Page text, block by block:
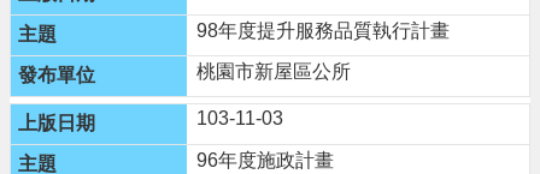
98年度提升服務品質執行計畫
桃園市新屋區公所
103-11-03
96年度施政計畫